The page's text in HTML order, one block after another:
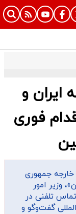
ایران و
فوری
خارجه جمهوری
وزیر امور
تلفنی در
گفت‌وگو و